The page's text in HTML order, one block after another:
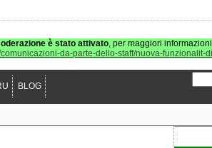
è stato attivato, per maggiori
da-parte-dello-staff/nuova-funzionalit-
BLOG